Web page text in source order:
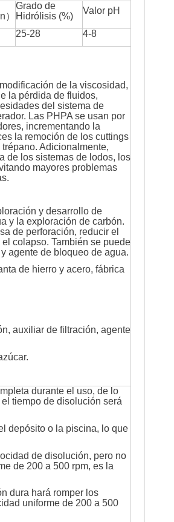
Grado de
Hidrólisis (%)
Valor pH
25-28
4-8
de la viscosidad,
la pérdida de fluidos,
del sistema de
Las PHPA se usan por
incrementando la
la remoción de los cuttings
Adicionalmente,
de los sistemas de lodos, los
mayores problemas
y desarrollo de
y la exploración de carbón.
de perforación, reducir el
colapso. También se puede
agente de bloqueo de agua.
de hierro y acero, fábrica
auxiliar de filtración, agente
durante el uso, de lo
tiempo de disolución será
depósito o la piscina, lo que
de disolución, pero no
de 200 a 500 rpm, es la
dura hará romper los
uniforme de 200 a 500